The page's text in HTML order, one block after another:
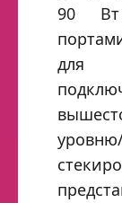
90
для